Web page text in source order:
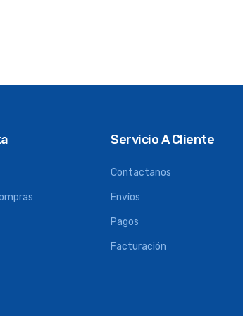
Servicio A Cliente
Contactanos
Envíos
Pagos
Facturación